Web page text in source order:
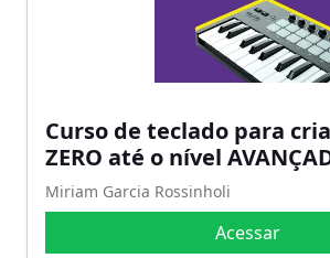
Curso de teclado para
ZERO até o nível
Miriam Garcia Rossinholi
Acessar